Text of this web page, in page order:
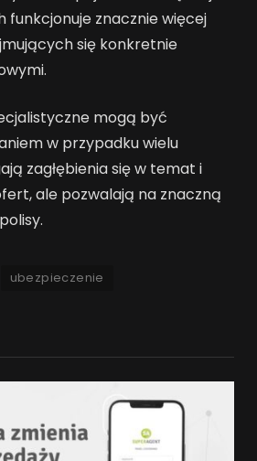
funkcjonuje znacznie więcej
się konkretnie
mogą być
w przypadku wielu
zagłębienia się w temat i
ale pozwalają na znaczną
ubezpieczenie